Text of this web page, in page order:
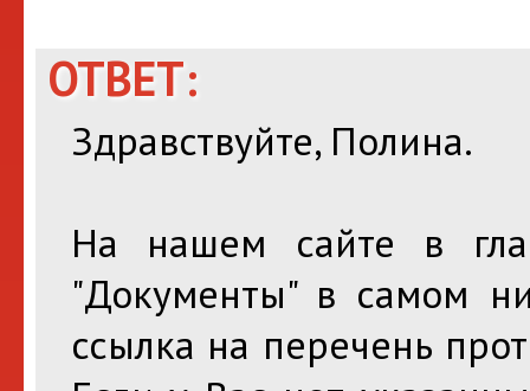
ОТВЕТ:
Здравствуйте, Полина.
На нашем сайте в
"Документы" в самом
ссылка на перечень